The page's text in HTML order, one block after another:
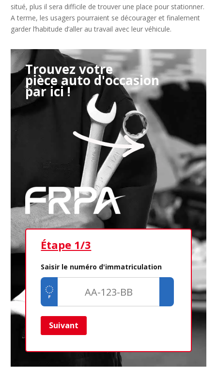
situé, plus il sera difficile de trouver une place pour stationner.
A terme, les usagers pourraient se décourager et finalement
garder l’habitude d’aller au travail avec leur véhicule.
Trouvez votre
pièce auto d'occasion
par ici !
Étape 1/3
Saisir le numéro d'immatriculation
Suivant